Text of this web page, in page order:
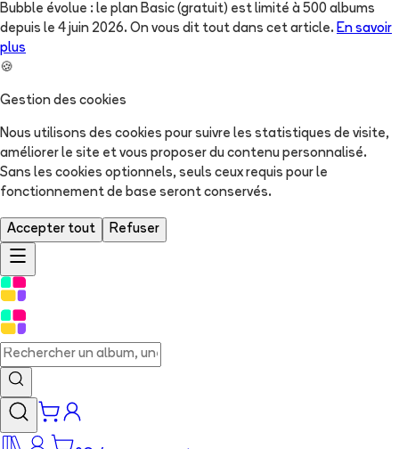
Bubble évolue : le plan Basic (gratuit) est limité à 500 albums
depuis le 4 juin 2026. On vous dit tout dans cet article. En savoir
plus
🍪
Gestion des cookies
Nous utilisons des cookies pour suivre les statistiques de visite,
améliorer le site et vous proposer du contenu personnalisé.
Sans les cookies optionnels, seuls ceux requis pour le
fonctionnement de base seront conservés.
Accepter tout Refuser